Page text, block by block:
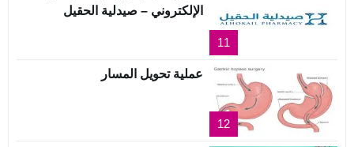
11
الإلكتروني – صيدلية الحقيل
12
عملية تحويل المسار